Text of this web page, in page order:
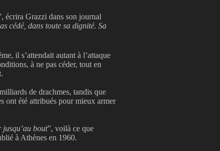
écrira Grazzi dans son journal
cédé, dans toute sa dignité. Sa
il s’attendait autant à l’attaque
à ne pas céder, tout en
de drachmes, tandis que
ont été attribués pour mieux armer
bout”, voilà ce que
à Athènes en 1960.